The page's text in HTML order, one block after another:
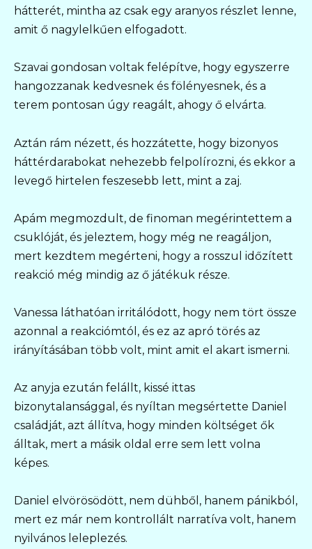
hátterét, mintha az csak egy aranyos részlet lenne,
amit ő nagylelkűen elfogadott.
Szavai gondosan voltak felépítve, hogy egyszerre
hangozzanak kedvesnek és fölényesnek, és a
terem pontosan úgy reagált, ahogy ő elvárta.
Aztán rám nézett, és hozzátette, hogy bizonyos
háttérdarabokat nehezebb felpolírozni, és ekkor a
levegő hirtelen feszesebb lett, mint a zaj.
Apám megmozdult, de finoman megérintettem a
csuklóját, és jeleztem, hogy még ne reagáljon,
mert kezdtem megérteni, hogy a rosszul időzített
reakció még mindig az ő játékuk része.
Vanessa láthatóan irritálódott, hogy nem tört össze
azonnal a reakciómtól, és ez az apró törés az
irányításában több volt, mint amit el akart ismerni.
Az anyja ezután felállt, kissé ittas
bizonytalansággal, és nyíltan megsértette Daniel
családját, azt állítva, hogy minden költséget ők
álltak, mert a másik oldal erre sem lett volna
képes.
Daniel elvörösödött, nem dühből, hanem pánikból,
mert ez már nem kontrollált narratíva volt, hanem
nyilvános leleplezés.